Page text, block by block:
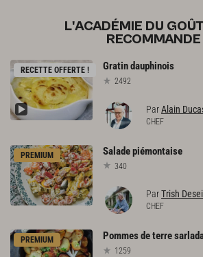
L'ACADÉMIE DU
RECOMMANDE
RECETTE OFFERTE ! Gratindauphinois
2492
ParAlain
CHEF
PREMIUM Saladepiémontaise
340
ParTrish
CHEF
PREMIUM Pommesdeterre
1259